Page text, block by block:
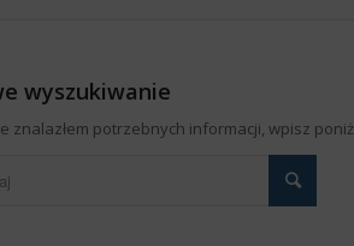
wyszukiwanie
znalazłem potrzebnych informacji, wpisz